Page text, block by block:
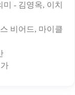
- 김영옥, 이치
비어드, 마이클